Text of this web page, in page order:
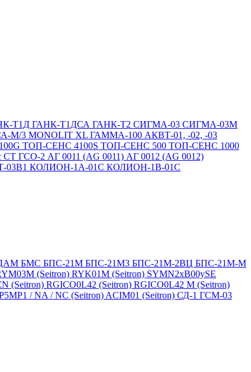
Т1Д ГАНК-Т1ДСА ГАНК-Т2 СИГМА-03 СИГМА-03М
М/3 MONOLIT XL ГАММА-100 АКВТ-01, -02, -03
ТОП-СЕНС 4100S ТОП-СЕНС 500 ТОП-СЕНС 1000
СТ ГСО-2 АГ 0011 (AG 0011) АГ 0012 (AG 0012)
03В1 КОЛИОН-1А-01С КОЛИОН-1В-01С
БМС БПС-21М БПС-21М3 БПС-21М-2ВЦ БПС-21М-М
(Seitron) RYK01M (Seitron) SYMN2хB00ySE
(Seitron) RGICO0L42 (Seitron) RGICO0L42 M (Seitron)
/ NA / NC (Seitron) ACIM01 (Seitron) СД-1 ГСМ-03